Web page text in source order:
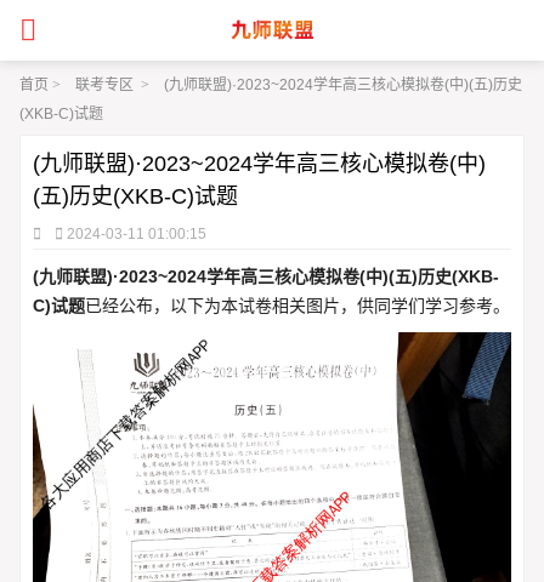
首页 > 联考专区 >
(九师联盟)·2023~2024学年高三核心模拟卷(中)(五)历史
(XKB-C)试题
(九师联盟)·2023~2024学年高三核心模拟卷(中)
(五)历史(XKB-C)试题
2024-03-11 01:00:15
(九师联盟)·2023~2024学年高三核心模拟卷(中)(五)历史(XKB-
C)试题已经公布，以下为本试卷相关图片，供同学们学习参考。